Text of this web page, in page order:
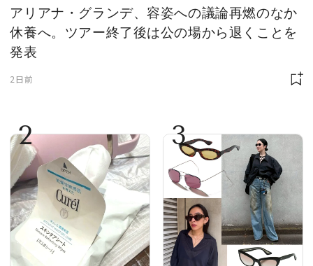
アリアナ・グランデ、容姿への議論再燃のなか
休養へ。ツアー終了後は公の場から退くことを
発表
2日前
2 3